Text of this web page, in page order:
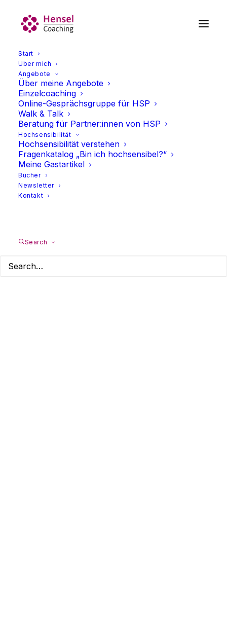
Start
Über mich
Angebote
Über meine Angebote
Einzelcoaching
Online-Gesprächsgruppe für HSP
Walk & Talk
Beratung für Partner:innen von HSP
Hochsensibilität
Hochsensibilität verstehen
Fragenkatalog „Bin ich hochsensibel?“
Meine Gastartikel
Bücher
Newsletter
Kontakt
Search